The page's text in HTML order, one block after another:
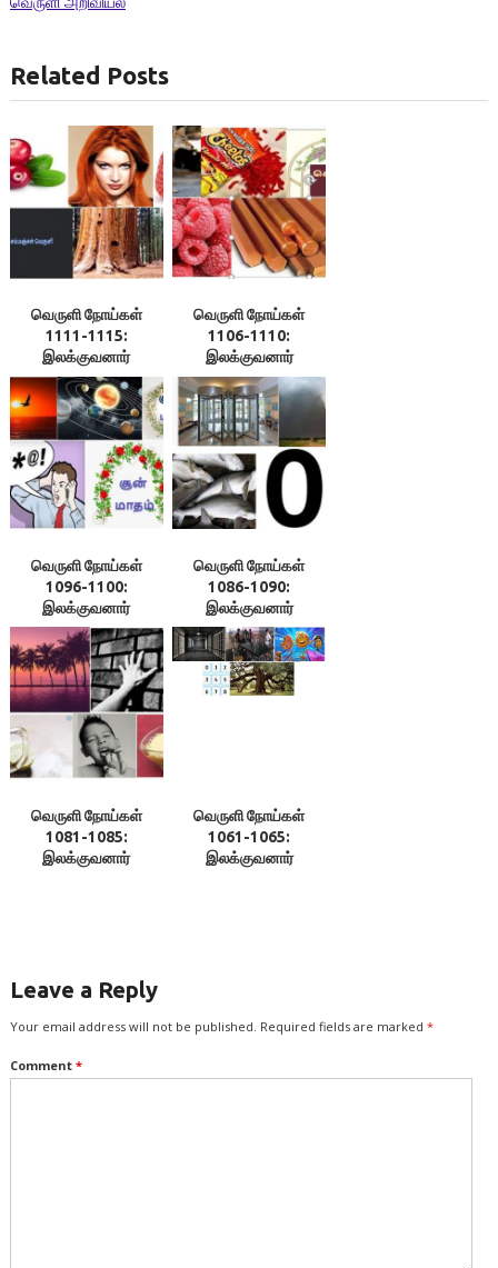
Related Posts
வெருளி நோய்கள்
1111-1115:
இலக்குவனார்
திருவள்ளுவன்
வெருளி நோய்கள்
1106-1110:
இலக்குவனார்
திருவள்ளுவன்
வெருளி நோய்கள்
1096-1100:
இலக்குவனார்
திருவள்ளுவன்
வெருளி நோய்கள்
1086-1090:
இலக்குவனார்
வெருளி நோய்கள்
1081-1085:
இலக்குவனார்
வெருளி நோய்கள்
1061-1065:
இலக்குவனார்
Leave a Reply
Your email address will not be published. Required fields are marked *
Comment *